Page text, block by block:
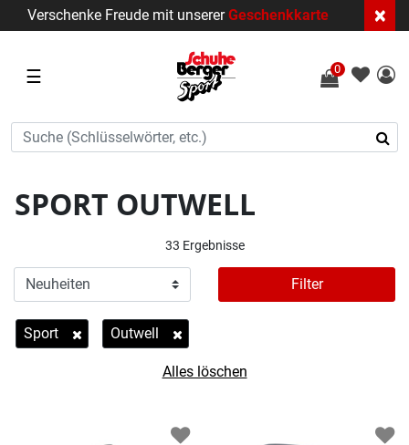
Verschenke Freude mit unsererGeschenkkarte ×
☰ 0
SPORT OUTWELL
33 Ergebnisse
Filter
Sport
Entferne Filter Derzeit verfeinert von Kategorie: Sport
Outwell
Entferne Filter Derzeit verfeinert von Marke:
Alles löschen